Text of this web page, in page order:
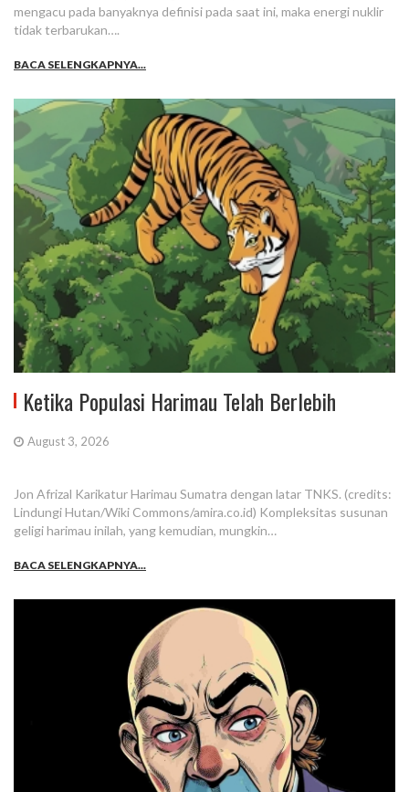
mengacu pada banyaknya definisi pada saat ini, maka energi nuklir
tidak terbarukan….
BACA SELENGKAPNYA...
Ketika Populasi Harimau Telah Berlebih
August 3, 2026
Jon Afrizal Karikatur Harimau Sumatra dengan latar TNKS. (credits:
Lindungi Hutan/Wiki Commons/amira.co.id) Kompleksitas susunan
geligi harimau inilah, yang kemudian, mungkin…
BACA SELENGKAPNYA...